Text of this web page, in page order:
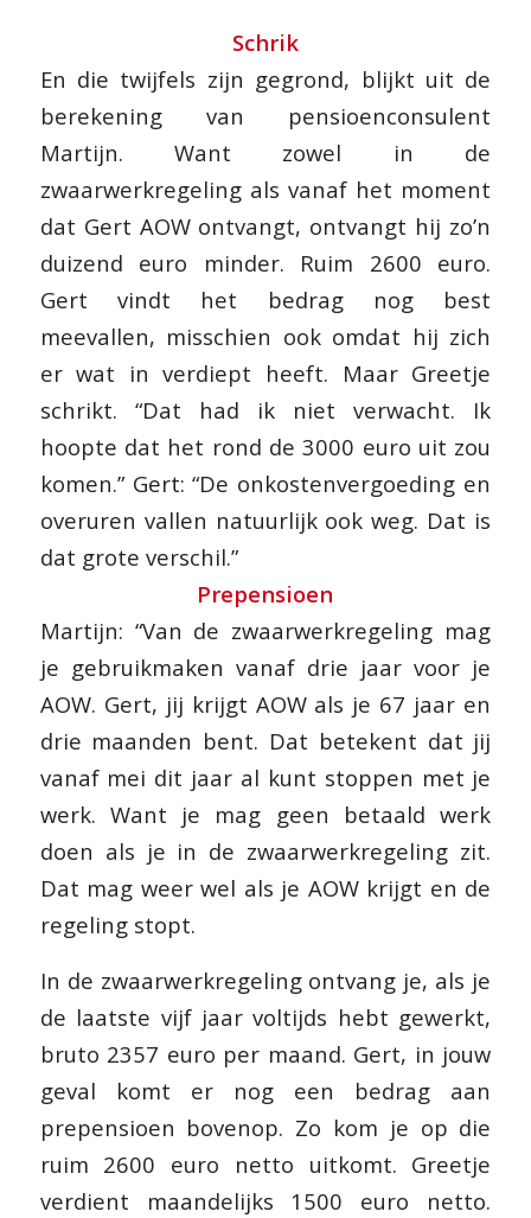
Schrik
En die twijfels zijn gegrond, blijkt uit de
berekening van pensioenconsulent
Martijn. Want zowel in de
zwaarwerkregeling als vanaf het moment
dat Gert AOW ontvangt, ontvangt hij zo’n
duizend euro minder. Ruim 2600 euro.
Gert vindt het bedrag nog best
meevallen, misschien ook omdat hij zich
er wat in verdiept heeft. Maar Greetje
schrikt. “Dat had ik niet verwacht. Ik
hoopte dat het rond de 3000 euro uit zou
komen.” Gert: “De onkostenvergoeding en
overuren vallen natuurlijk ook weg. Dat is
dat grote verschil.”
Prepensioen
Martijn: “Van de zwaarwerkregeling mag
je gebruikmaken vanaf drie jaar voor je
AOW. Gert, jij krijgt AOW als je 67 jaar en
drie maanden bent. Dat betekent dat jij
vanaf mei dit jaar al kunt stoppen met je
werk. Want je mag geen betaald werk
doen als je in de zwaarwerkregeling zit.
Dat mag weer wel als je AOW krijgt en de
regeling stopt.
In de zwaarwerkregeling ontvang je, als je
de laatste vijf jaar voltijds hebt gewerkt,
bruto 2357 euro per maand. Gert, in jouw
geval komt er nog een bedrag aan
prepensioen bovenop. Zo kom je op die
ruim 2600 euro netto uitkomt. Greetje
verdient maandelijks 1500 euro netto.